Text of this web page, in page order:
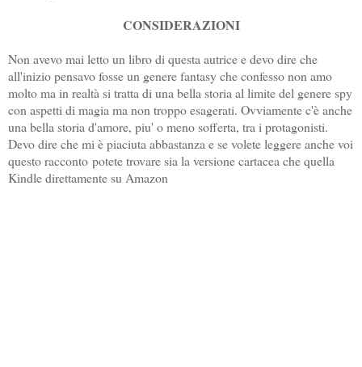
CONSIDERAZIONI
Non avevo mai letto un libro di questa autrice e devo dire che
all'inizio pensavo fosse un genere fantasy che confesso non amo
molto ma in realtà si tratta di una bella storia al limite del genere spy
con aspetti di magia ma non troppo esagerati. Ovviamente c'è anche
una bella storia d'amore, piu' o meno sofferta, tra i protagonisti.
Devo dire che mi è piaciuta abbastanza e se volete leggere anche voi
questo racconto potete trovare sia la versione cartacea che quella
Kindle direttamente su Amazon